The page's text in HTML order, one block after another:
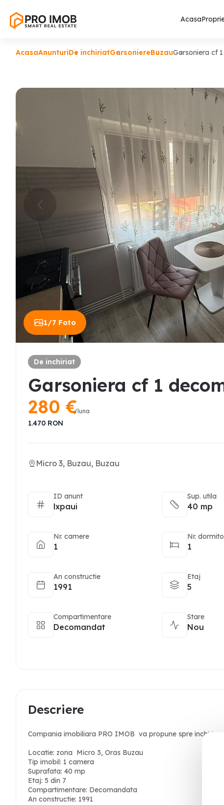
Acasa
AcasaAnunturiDe inchiriatGarsoniereBuzauGarsoniera cf
1/7 Foto
De inchiriat
Garsoniera cf 1
280 €/luna
1.470 RON
Micro 3, Buzau, Buzau
ID anunt
lxpaui
Sup. utila
40 mp
Nr. camere
1
Nr.
1
An constructie
1991
Etaj
5
Compartimentare
Decomandat
Stare
Nou
Descriere
Compania imobiliara PRO IMOB va propune spre
Locatie: zona Micro 3, Oras Buzau
Tip imobil: 1 camera
Suprafata: 40 mp
Etaj: 5 din 7
Compartimentare: Decomandata
An constructie: 1991